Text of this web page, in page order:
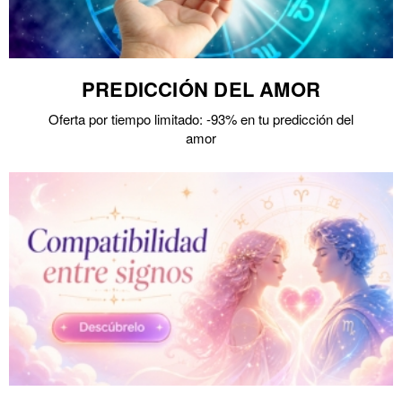
PREDICCIÓN DEL AMOR
Oferta por tiempo limitado: -93% en tu predicción del
amor